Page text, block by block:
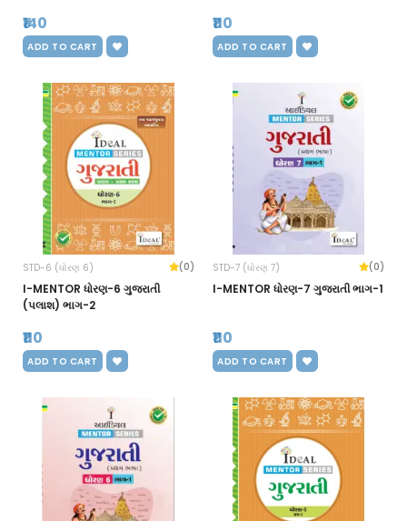
₹140
ADD TO CART
₹110
ADD TO CART
STD-6 (ધોરણ 6) (0)
I-MENTOR ધોરણ-6 ગુજરાતી
(પલાશ) ભાગ-2
₹110
ADD TO CART
STD-7 (ધોરણ 7) (0)
I-MENTOR ધોરણ-7 ગુજરાતી ભાગ-1
₹110
ADD TO CART